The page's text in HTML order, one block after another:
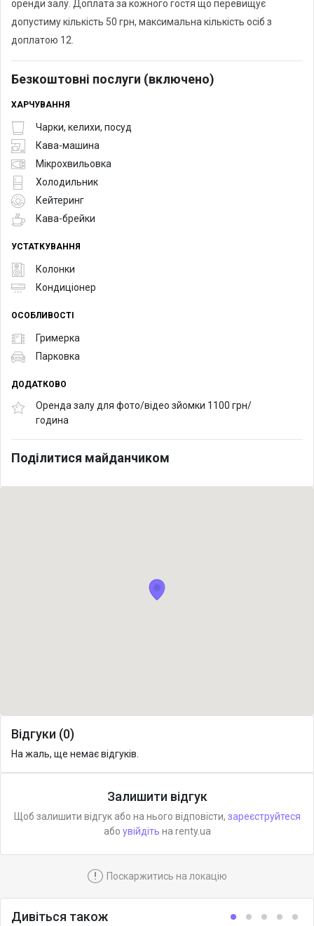
оренди залу. Доплата за кожного гостя що перевищує
допустиму кількість 50 грн, максимальна кількість осіб з
доплатою 12.
Безкоштовні послуги (включено)
ХАРЧУВАННЯ
Чарки, келихи, посуд
Кава-машина
Мікрохвильовка
Холодильник
Кейтеринг
Кава-брейки
УСТАТКУВАННЯ
Колонки
Кондиціонер
ОСОБЛИВОСТІ
Гримерка
Парковка
ДОДАТКОВО
Оренда залу для фото/відео зйомки 1100 грн/
година
Поділитися майданчиком
Відгуки (0)
На жаль, ще немає відгуків.
Залишити відгук
Щоб залишити відгук або на нього відповісти, зареєструйтеся
або увійдіть на renty.ua
! Поскаржитись на локацію
Дивіться також